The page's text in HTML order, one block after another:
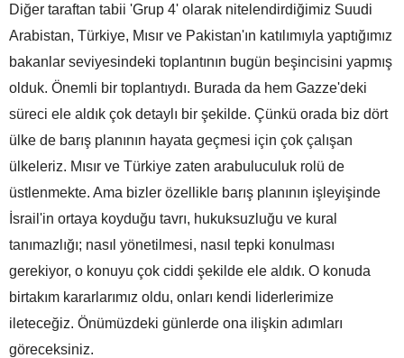
Diğer taraftan tabii 'Grup 4' olarak nitelendirdiğimiz Suudi
Arabistan, Türkiye, Mısır ve Pakistan'ın katılımıyla yaptığımız
bakanlar seviyesindeki toplantının bugün beşincisini yapmış
olduk. Önemli bir toplantıydı. Burada da hem Gazze'deki
süreci ele aldık çok detaylı bir şekilde. Çünkü orada biz dört
ülke de barış planının hayata geçmesi için çok çalışan
ülkeleriz. Mısır ve Türkiye zaten arabuluculuk rolü de
üstlenmekte. Ama bizler özellikle barış planının işleyişinde
İsrail'in ortaya koyduğu tavrı, hukuksuzluğu ve kural
tanımazlığı; nasıl yönetilmesi, nasıl tepki konulması
gerekiyor, o konuyu çok ciddi şekilde ele aldık. O konuda
birtakım kararlarımız oldu, onları kendi liderlerimize
ileteceğiz. Önümüzdeki günlerde ona ilişkin adımları
göreceksiniz.